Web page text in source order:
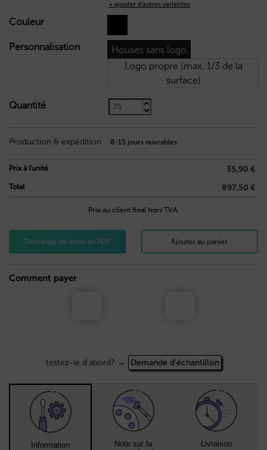
+ ajouter d'autres variantes
Couleur
Personnalisation
Houses sans logo
Logo propre (max. 1/3 de la
surface)
Quantité
Production & expédition 8-15 jours ouvrables
Prix à l'unité 35,90 €
Total 897,50 €
Prix au client final hors TVA.
Demande de devis en PDF Ajouter au panier
Comment payer
testez-le d'abord? → Demande d'échantillon
Information
Note sur la
Livraison